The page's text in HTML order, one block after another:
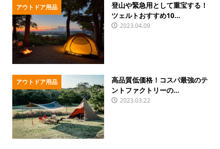
アウトドア用品
登山や緊急用として重宝する！
ツェルトおすすめ10...
2023.04.09
アウトドア用品
高品質低価格！コスパ最強のテ
ントファクトリーの...
2023.03.22